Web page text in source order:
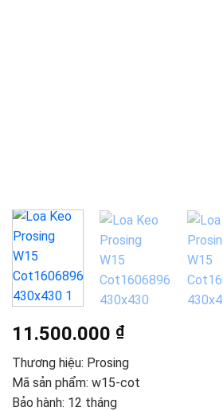
11.500.000 ₫
Thương hiệu: Prosing
Mã sản phẩm: w15-cot
Bảo hành: 12 tháng